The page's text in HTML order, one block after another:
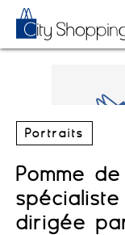
Portraits
Pomme
dirigée